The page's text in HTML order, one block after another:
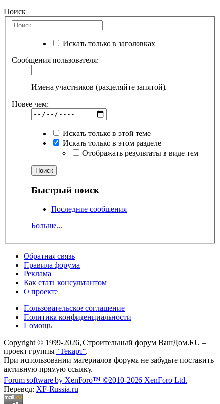
Поиск
Искать только в заголовках
Сообщения пользователя:
Имена участников (разделяйте запятой).
Новее чем:
Искать только в этой теме
Искать только в этом разделе
Отображать результаты в виде тем
Быстрый поиск
Последние сообщения
Больше...
Обратная связь
Правила форума
Реклама
Как стать консультантом
О проекте
Пользовательское соглашение
Политика конфиденциальности
Помощь
Copyright © 1999-2026, Строительный форум ВашДом.RU –
проект группы “Текарт”.
При использовании материалов форума не забудьте поставить
активную прямую ссылку.
Forum software by XenForo™ ©2010-2026 XenForo Ltd.
Перевод: XF-Russia.ru